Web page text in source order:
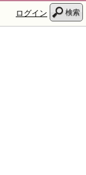
ログイン 検索